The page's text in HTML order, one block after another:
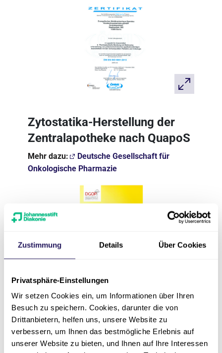
Zustimmung Details Über Cookies
Privatsphäre-Einstellungen
Wir setzen Cookies ein, um Informationen über Ihren
Besuch zu speichern. Cookies, darunter die von
Drittanbietern, helfen uns, unsere Website zu
verbessern, um Ihnen das bestmögliche Erlebnis auf
unserer Website zu bieten, und Ihnen auf Ihre Interessen
Zytostatika-Herstellung der
Zentralapotheke nach QuapoS
Mehr dazu:
Deutsche Gesellschaft für
Onkologische Pharmazie
Zertifiziertes
Endoprothetikzentrum der
Maximalversorgung (EPZmax)